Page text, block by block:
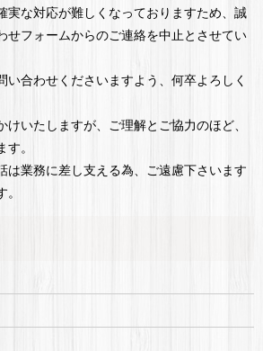
実な対応が難しくなっておりますため、誠
せフォームからのご連絡を中止とさせてい
い合わせくださいますよう、何卒よろしく
けいたしますが、ご理解とご協力のほど、
。
は業務に差し支える為、ご遠慮下さいます